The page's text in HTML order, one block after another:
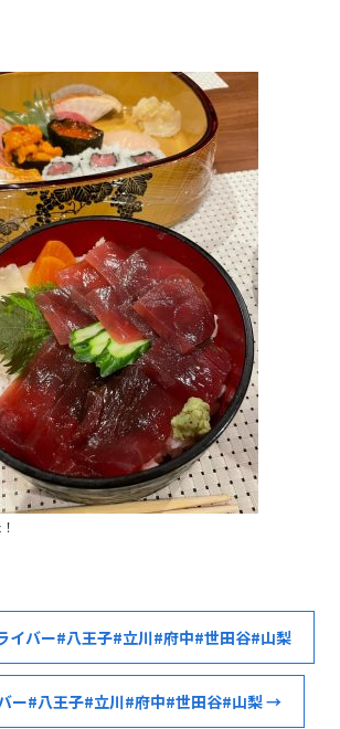
イバー#八王子#立川#府中#世田谷#山梨
ー#八王子#立川#府中#世田谷#山梨→